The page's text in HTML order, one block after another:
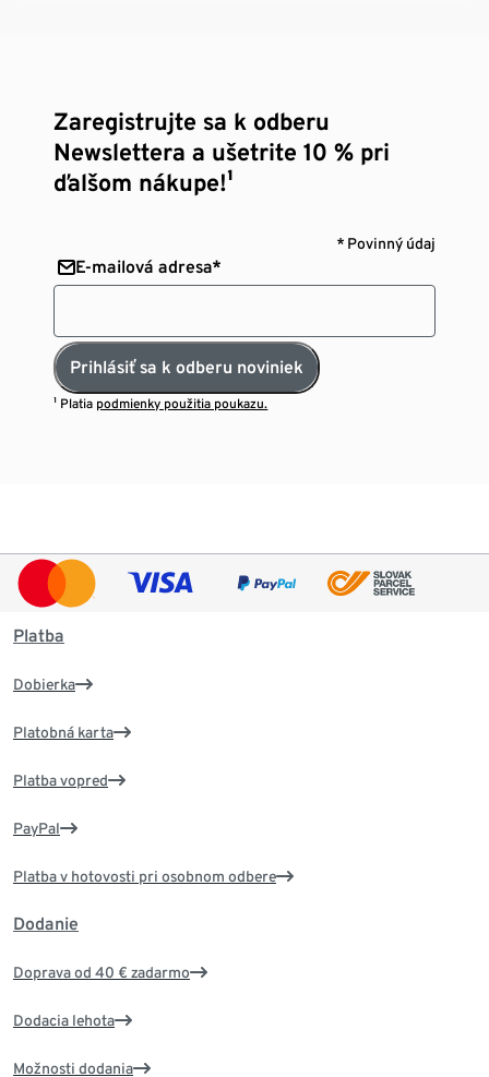
Zaregistrujte sa k odberu
Newslettera a ušetrite 10 % pri
ďalšom nákupe!¹
* Povinný údaj
E-mailová adresa*
Prihlásiť sa k odberu noviniek
¹ Platia podmienky použitia poukazu.
Platba
Dobierka
Platobná karta
Platba vopred
PayPal
Platba v hotovosti pri osobnom odbere
Dodanie
Doprava od 40 € zadarmo
Dodacia lehota
Možnosti dodania